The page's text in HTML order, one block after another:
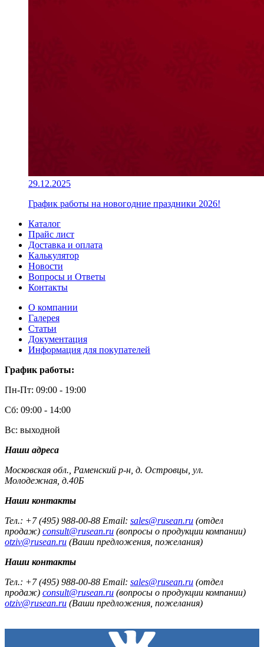
29.12.2025
График работы на новогодние праздники 2026!
Каталог
Прайс лист
Доставка и оплата
Калькулятор
Новости
Вопросы и Ответы
Контакты
О компании
Галерея
Статьи
Документация
Информация для покупателей
График работы:
Пн-Пт: 09:00 - 19:00
Сб: 09:00 - 14:00
Вс: выходной
Наши адреса
Московская обл., Раменский р-н, д. Островцы, ул.
Молодежная, д.40Б
Наши контакты
Тел.: +7 (495) 988-00-88 Email: sales@rusean.ru (отдел
продаж) consult@rusean.ru (вопросы о продукции компании)
otziv@rusean.ru (Ваши предложения, пожелания)
Наши контакты
Тел.: +7 (495) 988-00-88 Email: sales@rusean.ru (отдел
продаж) consult@rusean.ru (вопросы о продукции компании)
otziv@rusean.ru (Ваши предложения, пожелания)